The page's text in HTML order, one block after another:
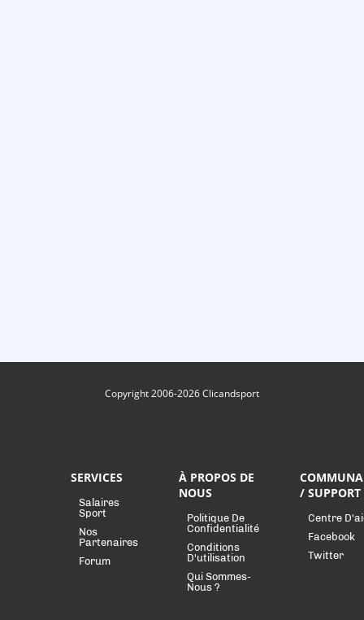
Copyright 2006-2026 Clicandsport
SERVICES
Salaires
Sport
Nos
Partenaires
Forum
À PROPOS DE
NOUS
Politique De
Confidentialité
Conditions
D'utilisation
Qui Sommes-
Nous ?
/ SUPPORT
Centre
Facebook
Twitter